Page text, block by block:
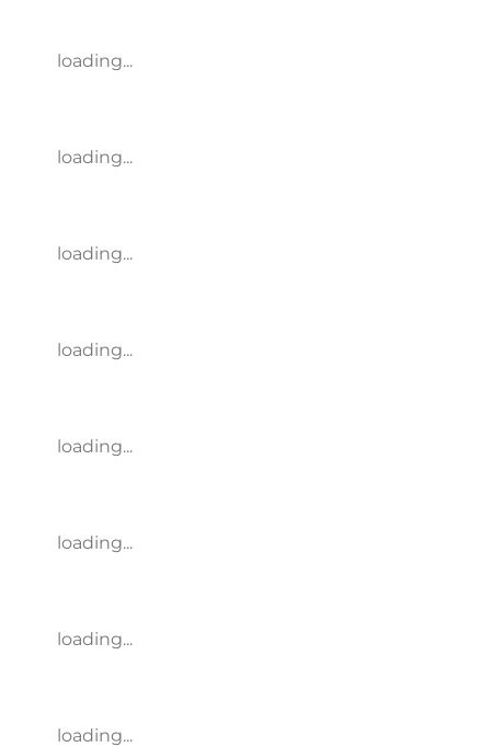
loading...
loading...
loading...
loading...
loading...
loading...
loading...
loading...